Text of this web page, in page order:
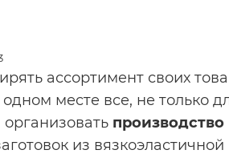
ассортимент своих
месте все, не только
производство
из